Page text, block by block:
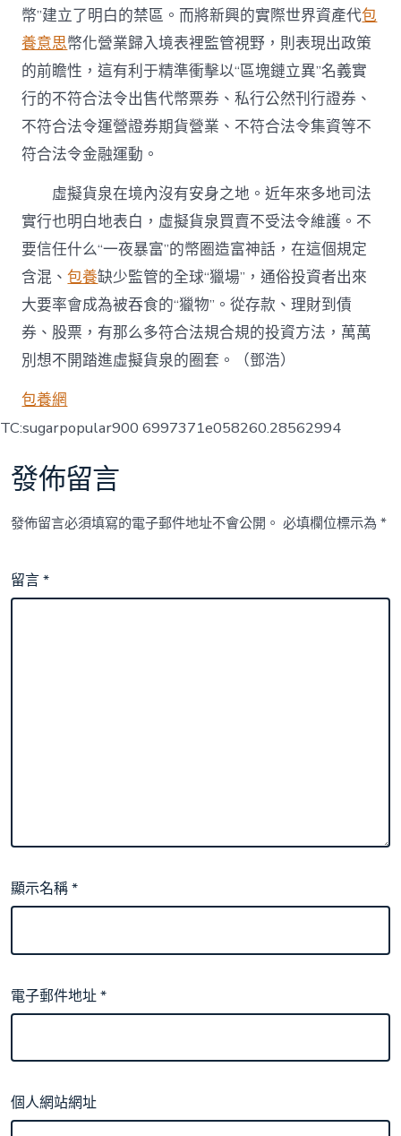
幣”建立了明白的禁區。而將新興的實際世界資產代包
養意思幣化營業歸入境表裡監管視野，則表現出政策
的前瞻性，這有利于精準衝擊以“區塊鏈立異”名義實
行的不符合法令出售代幣票券、私行公然刊行證券、
不符合法令運營證券期貨營業、不符合法令集資等不
符合法令金融運動。
虛擬貨泉在境內沒有安身之地。近年來多地司法
實行也明白地表白，虛擬貨泉買賣不受法令維護。不
要信任什么“一夜暴富”的幣圈造富神話，在這個規定
含混、包養缺少監管的全球“獵場”，通俗投資者出來
大要率會成為被吞食的“獵物”。從存款、理財到債
券、股票，有那么多符合法規合規的投資方法，萬萬
別想不開踏進虛擬貨泉的圈套。（鄧浩）
包養網
TC:sugarpopular900 6997371e058260.28562994
發佈留言
發佈留言必須填寫的電子郵件地址不會公開。 必填欄位標示為*
留言*
顯示名稱*
電子郵件地址*
個人網站網址